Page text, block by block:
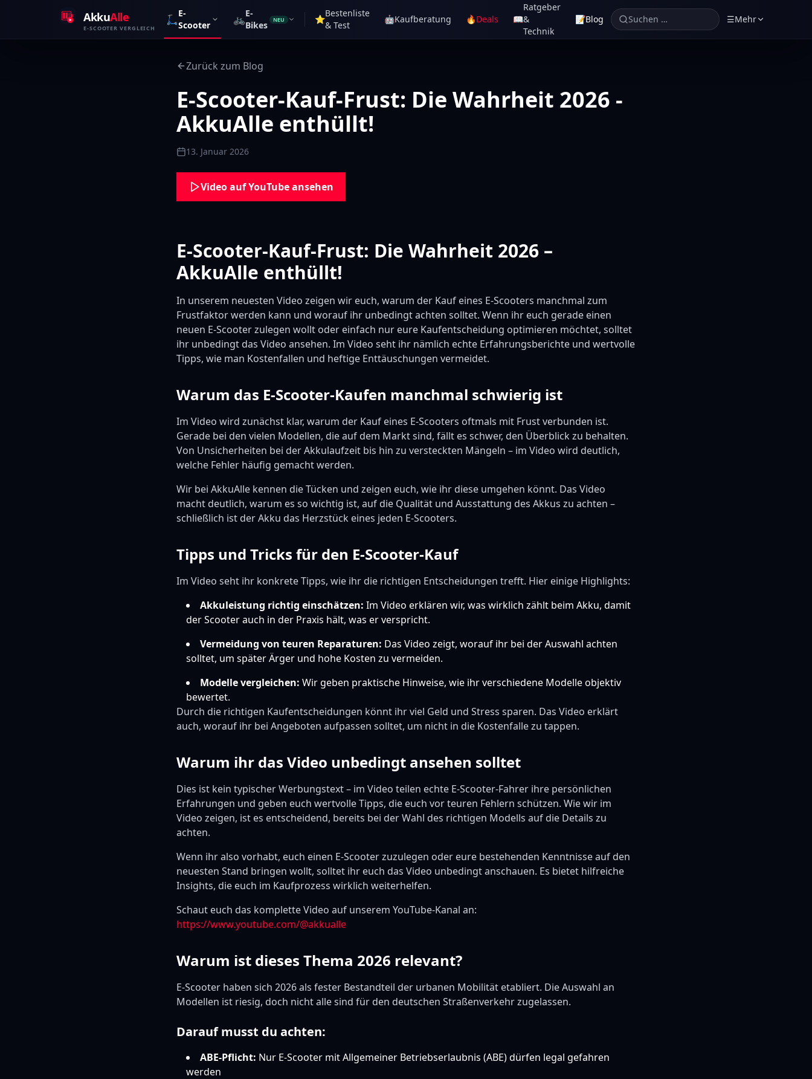
AkkuAlle
E-SCOOTER VERGLEICH
🛴E-
Scooter
🚲E-
Bikes
NEU ⭐
Bestenliste
& Test
🤖Kaufberatung 🔥Deals 📖
Ratgeber
&
Technik
📝Blog Suchen … ☰Mehr
Zurück zum Blog
E-Scooter-Kauf-Frust: Die Wahrheit 2026 -
AkkuAlle enthüllt!
13. Januar 2026
Video auf YouTube ansehen
E-Scooter-Kauf-Frust: Die Wahrheit 2026 –
AkkuAlle enthüllt!
In unserem neuesten Video zeigen wir euch, warum der Kauf eines E-Scooters manchmal zum
Frustfaktor werden kann und worauf ihr unbedingt achten solltet. Wenn ihr euch gerade einen
neuen E-Scooter zulegen wollt oder einfach nur eure Kaufentscheidung optimieren möchtet, solltet
ihr unbedingt das Video ansehen. Im Video seht ihr nämlich echte Erfahrungsberichte und wertvolle
Tipps, wie man Kostenfallen und heftige Enttäuschungen vermeidet.
Warum das E-Scooter-Kaufen manchmal schwierig ist
Im Video wird zunächst klar, warum der Kauf eines E-Scooters oftmals mit Frust verbunden ist.
Gerade bei den vielen Modellen, die auf dem Markt sind, fällt es schwer, den Überblick zu behalten.
Von Unsicherheiten bei der Akkulaufzeit bis hin zu versteckten Mängeln – im Video wird deutlich,
welche Fehler häufig gemacht werden.
Wir bei AkkuAlle kennen die Tücken und zeigen euch, wie ihr diese umgehen könnt. Das Video
macht deutlich, warum es so wichtig ist, auf die Qualität und Ausstattung des Akkus zu achten –
schließlich ist der Akku das Herzstück eines jeden E-Scooters.
Tipps und Tricks für den E-Scooter-Kauf
Im Video seht ihr konkrete Tipps, wie ihr die richtigen Entscheidungen trefft. Hier einige Highlights:
Akkuleistung richtig einschätzen: Im Video erklären wir, was wirklich zählt beim Akku, damit
der Scooter auch in der Praxis hält, was er verspricht.
Vermeidung von teuren Reparaturen: Das Video zeigt, worauf ihr bei der Auswahl achten
solltet, um später Ärger und hohe Kosten zu vermeiden.
Modelle vergleichen: Wir geben praktische Hinweise, wie ihr verschiedene Modelle objektiv
bewertet.
Durch die richtigen Kaufentscheidungen könnt ihr viel Geld und Stress sparen. Das Video erklärt
auch, worauf ihr bei Angeboten aufpassen solltet, um nicht in die Kostenfalle zu tappen.
Warum ihr das Video unbedingt ansehen solltet
Dies ist kein typischer Werbungstext – im Video teilen echte E-Scooter-Fahrer ihre persönlichen
Erfahrungen und geben euch wertvolle Tipps, die euch vor teuren Fehlern schützen. Wie wir im
Video zeigen, ist es entscheidend, bereits bei der Wahl des richtigen Modells auf die Details zu
achten.
Wenn ihr also vorhabt, euch einen E-Scooter zuzulegen oder eure bestehenden Kenntnisse auf den
neuesten Stand bringen wollt, solltet ihr euch das Video unbedingt anschauen. Es bietet hilfreiche
Insights, die euch im Kaufprozess wirklich weiterhelfen.
Schaut euch das komplette Video auf unserem YouTube-Kanal an:
https://www.youtube.com/@akkualle
Warum ist dieses Thema 2026 relevant?
E-Scooter haben sich 2026 als fester Bestandteil der urbanen Mobilität etabliert. Die Auswahl an
Modellen ist riesig, doch nicht alle sind für den deutschen Straßenverkehr zugelassen.
Darauf musst du achten:
ABE-Pflicht: Nur E-Scooter mit Allgemeiner Betriebserlaubnis (ABE) dürfen legal gefahren
werden